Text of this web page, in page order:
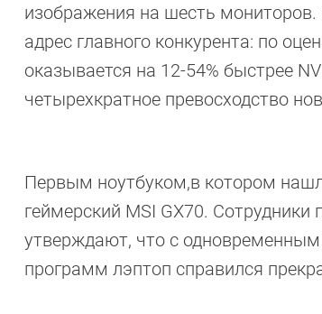
изображения на шесть
адрес главного конкурента: по
оказывается на 12-54% быстрее
четырехкратное превосходство
Первым ноутбуком,в котором
геймерский MSI GX70.
утверждают, что с
программ лэптоп справился